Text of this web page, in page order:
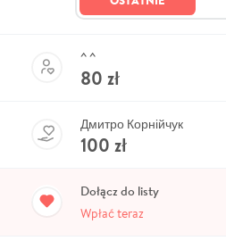
^ ^
80 zł
Дмитро Корнійчук
100 zł
Dołącz do listy
Wpłać teraz